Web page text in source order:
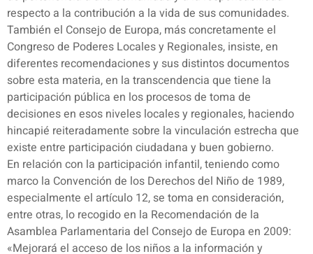
respecto a la contribución a la vida de sus comunidades.
También el Consejo de Europa, más concretamente el
Congreso de Poderes Locales y Regionales, insiste, en
diferentes recomendaciones y sus distintos documentos
sobre esta materia, en la transcendencia que tiene la
participación pública en los procesos de toma de
decisiones en esos niveles locales y regionales, haciendo
hincapié reiteradamente sobre la vinculación estrecha que
existe entre participación ciudadana y buen gobierno.
En relación con la participación infantil, teniendo como
marco la Convención de los Derechos del Niño de 1989,
especialmente el artículo 12, se toma en consideración,
entre otras, lo recogido en la Recomendación de la
Asamblea Parlamentaria del Consejo de Europa en 2009:
«Mejorará el acceso de los niños a la información y